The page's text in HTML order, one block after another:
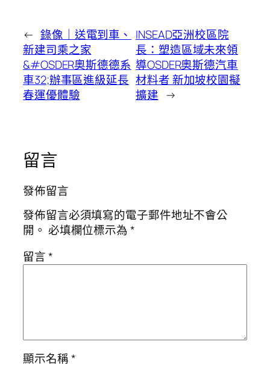
← 錄像｜送電到車、
新建司乘之家
&#OSDER奧斯德德系
車32;辦事區進級延長
春運優體驗
INSEAD亞洲校區院
長：塑造區域未來領
導OSDER奧斯德汽車
材料者 新加坡校園擬
擴建 →
留言
發佈留言
發佈留言必須填寫的電子郵件地址不會公
開。 必填欄位標示為*
留言*
顯示名稱*